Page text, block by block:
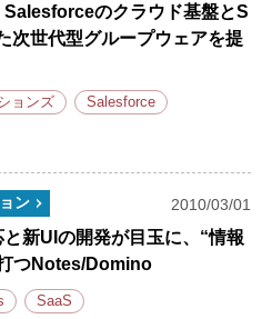
Salesforceのクラウド基盤とS
次世代型グループウェアを提
ョンズ Salesforce
ン 2010/03/01
新UIの開発が目玉に、“情報
つNotes/Domino
SaaS